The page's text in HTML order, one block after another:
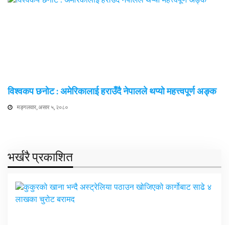
विश्वकप छनोट : अमेरिकालाई हराउँदै नेपालले थप्यो महत्त्वपूर्ण अङ्क
मङ्गलवार, असार ५, २०८०
भर्खरै प्रकाशित